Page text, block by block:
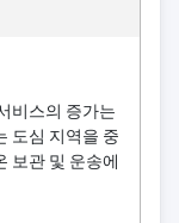
비스의 증가는
도심 지역을 중
보관 및 운송에